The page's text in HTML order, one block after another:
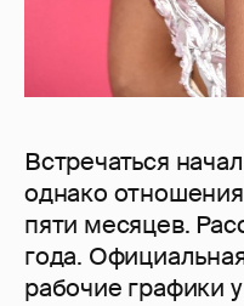
Встречаться
однако
пяти месяцев.
года.
рабочие графики